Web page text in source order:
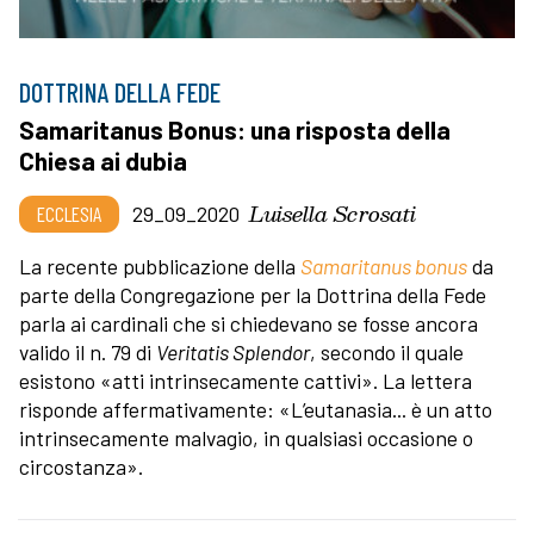
DOTTRINA DELLA FEDE
Samaritanus Bonus: una risposta della
Chiesa ai dubia
ECCLESIA 29_09_2020 Luisella Scrosati
La recente pubblicazione della Samaritanus bonusda
parte della Congregazione per la Dottrina della Fede
parla ai cardinali che si chiedevano se fosse ancora
valido il n. 79 di Veritatis Splendor, secondo il quale
esistono «atti intrinsecamente cattivi». La lettera
risponde affermativamente: «L’eutanasia... è un atto
intrinsecamente malvagio, in qualsiasi occasione o
circostanza».